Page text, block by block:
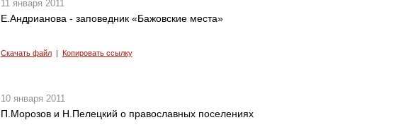
11 января 2011
Е.Андрианова - заповедник «Бажовские места»
Скачать файл| Копировать ссылку
10 января 2011
П.Морозов и Н.Пелецкий о православных поселениях